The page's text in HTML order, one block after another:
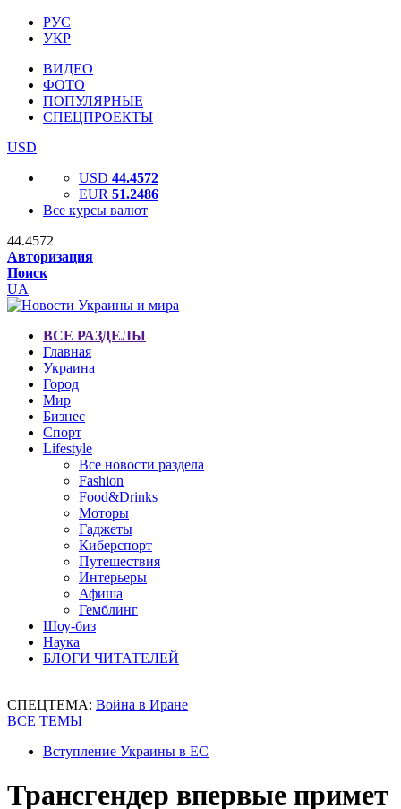
РУС
УКР
ВИДЕО
ФОТО
ПОПУЛЯРНЫЕ
СПЕЦПРОЕКТЫ
USD
USD 44.4572
EUR 51.2486
Все курсы валют
44.4572
Авторизация
Поиск
UA
ВСЕ РАЗДЕЛЫ
Главная
Украина
Город
Мир
Бизнес
Спорт
Lifestyle
Все новости раздела
Fashion
Food&Drinks
Моторы
Гаджеты
Киберспорт
Путешествия
Интерьеры
Афиша
Гемблинг
Шоу-биз
Наука
БЛОГИ ЧИТАТЕЛЕЙ
СПЕЦТЕМА: Война в Иране
ВСЕ ТЕМЫ
Вступление Украины в ЕС
Трансгендер впервые примет